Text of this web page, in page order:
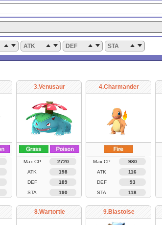
ATK DEF STA
3.Venusaur
Max CP
2720
ATK
198
DEF
189
STA
190
4.Charmander
Max CP
980
ATK
116
DEF
93
STA
118
8.Wartortle 9.Blastoise